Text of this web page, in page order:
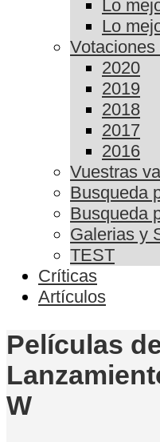
Lo
Lo
2020
2019
2018
2017
2016
Vuestras
Busqueda
Busqueda
Galerias y
TEST
Críticas
Artículos
Películas
W